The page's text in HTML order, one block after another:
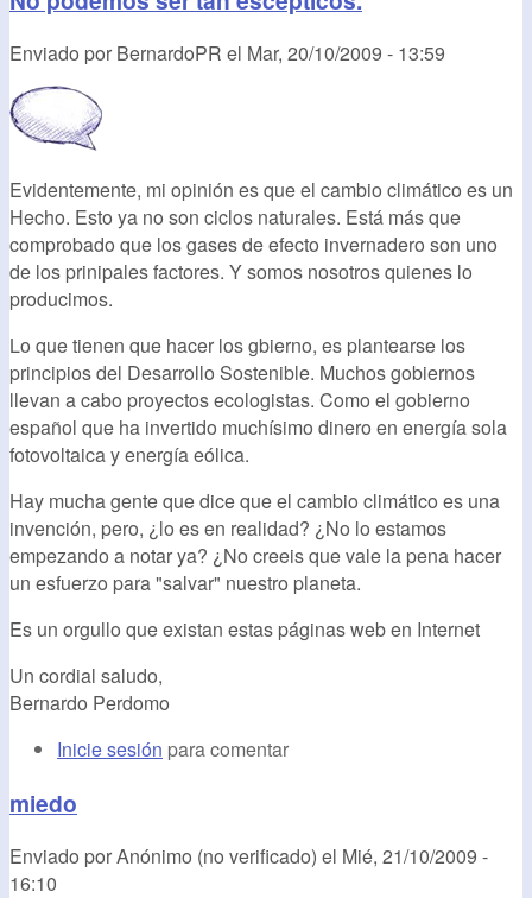
Enviado por BernardoPR el Mar, 20/10/2009 - 13:59
Evidentemente, mi opinión es que el cambio climático es un
Hecho. Esto ya no son ciclos naturales. Está más que
comprobado que los gases de efecto invernadero son uno
de los prinipales factores. Y somos nosotros quienes lo
producimos.
Lo que tienen que hacer los gbierno, es plantearse los
principios del Desarrollo Sostenible. Muchos gobiernos
llevan a cabo proyectos ecologistas. Como el gobierno
español que ha invertido muchísimo dinero en energía sola
fotovoltaica y energía eólica.
Hay mucha gente que dice que el cambio climático es una
invención, pero, ¿lo es en realidad? ¿No lo estamos
empezando a notar ya? ¿No creeis que vale la pena hacer
un esfuerzo para "salvar" nuestro planeta.
Es un orgullo que existan estas páginas web en Internet
Un cordial saludo,
Bernardo Perdomo
Inicie sesión para comentar
miedo
Enviado porAnónimo (no verificado) el Mié, 21/10/2009 -
16:10